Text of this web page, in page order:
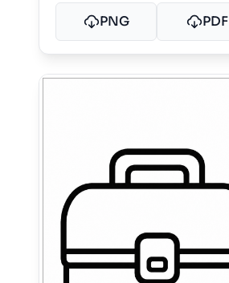
PNG PDF